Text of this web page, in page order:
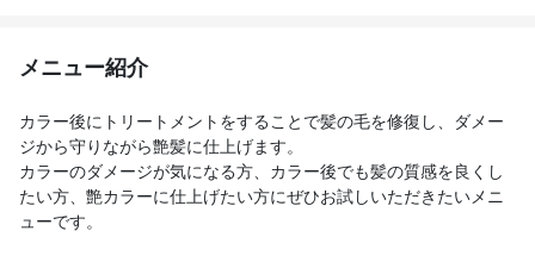
メニュー紹介
カラー後にトリートメントをすることで髪の毛を修復し、ダメー
ジから守りながら艶髪に仕上げます。
カラーのダメージが気になる方、カラー後でも髪の質感を良くし
たい方、艶カラーに仕上げたい方にぜひお試しいただきたいメニ
ューです。